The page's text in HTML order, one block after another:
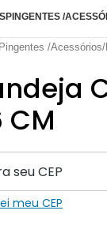
PINGENTES /
/Acessórios/
CM
meu CEP